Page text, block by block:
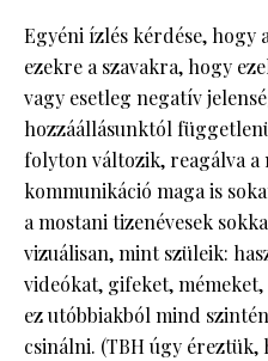
Egyéni ízlés kérdése, hogy
ezekre a szavakra, hogy
vagy esetleg negatív
hozzáállásunktól
folyton változik, reagálva
kommunikáció maga is
a mostani tizenévesek
vizuálisan, mint szüleik:
videókat, gifeket,
ez utóbbiakból mind
csinálni. (TBH úgy